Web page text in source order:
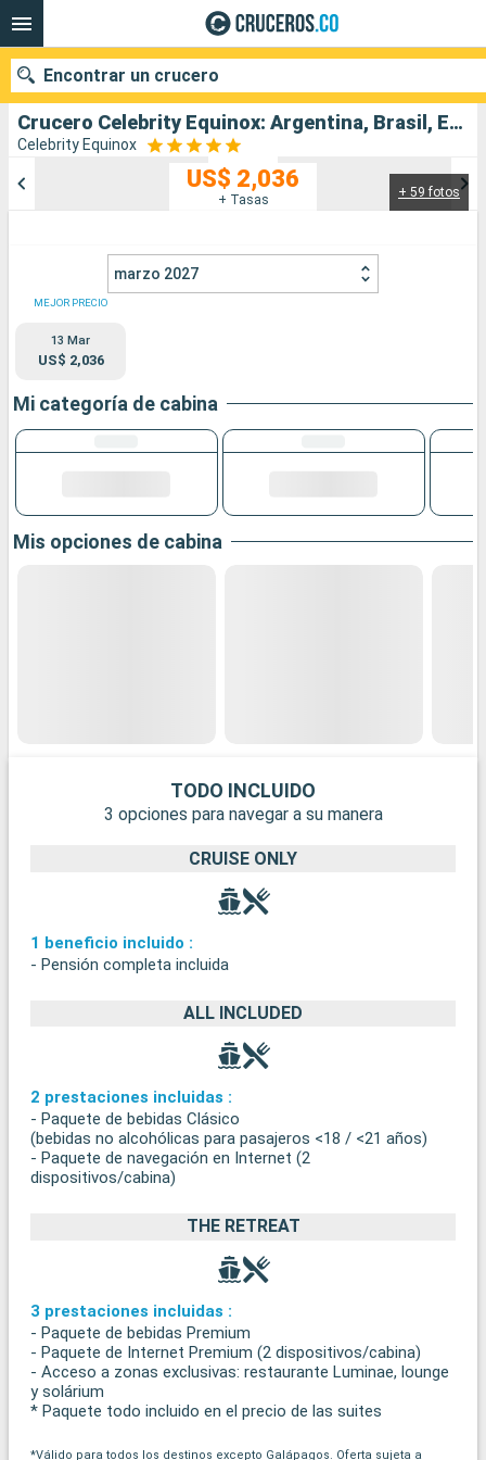
Crucero Celebrity Equinox: Argentina, Brasil, España salida desde Buenos Aires
Celebrity Equinox
+ 59 fotos
US$ 2,036
+ Tasas
marzo 2027
MEJOR PRECIO
13 Mar
US$ 2,036
Mi categoría de cabina
Mis opciones de cabina
TODO INCLUIDO
3 opciones para navegar a su manera
CRUISE ONLY
1 beneficio incluido :
- Pensión completa incluida
ALL INCLUDED
2 prestaciones incluidas :
- Paquete de bebidas Clásico
(bebidas no alcohólicas para pasajeros <18 / <21 años)
- Paquete de navegación en Internet (2
dispositivos/cabina)
THE RETREAT
3 prestaciones incluidas :
- Paquete de bebidas Premium
- Paquete de Internet Premium (2 dispositivos/cabina)
- Acceso a zonas exclusivas: restaurante Luminae, lounge
y solárium
* Paquete todo incluido en el precio de las suites
*Válido para todos los destinos excepto Galápagos. Oferta sujeta a
Encontrar un crucero
Puertos Compañías